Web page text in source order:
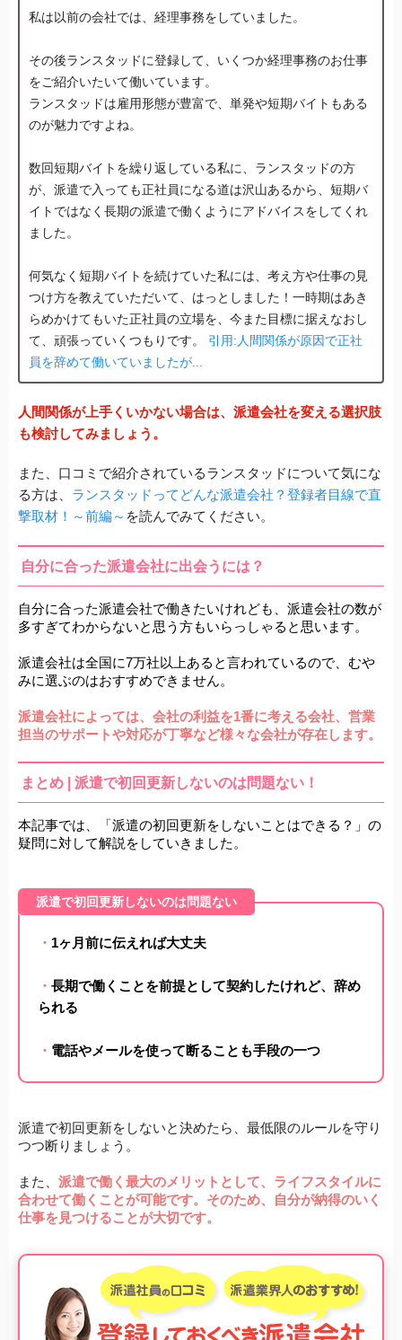
私は以前の会社では、経理事務をしていました。
その後ランスタッドに登録して、いくつか経理事務のお仕事
をご紹介いたいて働いています。
ランスタッドは雇用形態が豊富で、単発や短期バイトもある
のが魅力ですよね。
数回短期バイトを繰り返している私に、ランスタッドの方
が、派遣で入っても正社員になる道は沢山あるから、短期バ
イトではなく長期の派遣で働くようにアドバイスをしてくれ
ました。
何気なく短期バイトを続けていた私には、考え方や仕事の見
つけ方を教えていただいて、はっとしました！ 一時期はあき
らめかけてもいた正社員の立場を、今また目標に据えなおし
て、頑張っていくつもりです。
引用:人間関係が原因で正社
員を辞めて働いていましたが...
人間関係が上手くいかない場合は、派遣会社を変える選択肢
も検討してみましょう。
また、口コミで紹介されているランスタッドについて気にな
る方は、 ランスタッドってどんな派遣会社？登録者目線で直
撃取材！～前編～ を読んでみてください。
自分に合った派遣会社に出会うには？
自分に合った派遣会社で働きたいけれども、派遣会社の数が
多すぎてわからないと思う方もいらっしゃると思います。
派遣会社は全国に7万社以上あると言われているので、むや
みに選ぶのはおすすめできません。
派遣会社によっては、会社の利益を1番に考える会社、営業
担当のサポートや対応が丁寧など様々な会社が存在します。
まとめ | 派遣で初回更新しないのは問題ない！
本記事では、「派遣の初回更新をしないことはできる？」の
疑問に対して解説をしていきました。
派遣で初回更新しないのは問題ない
・ 1ヶ月前に伝えれば大丈夫
・ 長期で働くことを前提として契約したけれど、辞め
られる
・ 電話やメールを使って断ることも手段の一つ
派遣で初回更新をしないと決めたら、最低限のルールを守り
つつ断りましょう。
また、 派遣で働く最大のメリットとして、ライフスタイルに
合わせて働くことが可能です。そのため、自分が納得のいく
仕事を見つけることが大切です。